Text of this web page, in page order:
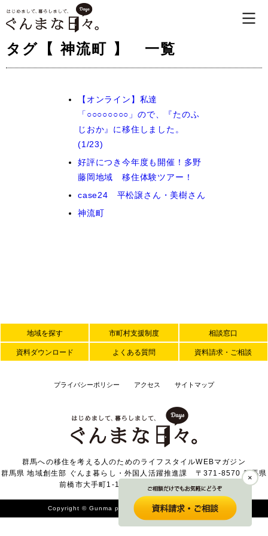
タグ【 神流町 】 一覧
【オンライン】私達
「○○○○○○○○」ので、『たのふ
じおか』に移住しました。
(1/23)
好評につき今年度も開催！多野
藤岡地域 移住体験ツアー！
case24 平松譲さん・美樹さん
神流町
×
地域を探す 市町村支援制度 相談窓口
資料ダウンロード よくある質問 資料請求・ご相談
プライバシーポリシー アクセス サイトマップ
群馬への移住を考える人のためのライフスタイルWEBマガジン
群馬県 地域創生部 ぐんま暮らし・外国人活躍推進課 〒371-8570 群馬県
前橋市大手町1-1-1 TEL 027-226-2371
Copyright © Gunma prefecture. All Rights Reserved.